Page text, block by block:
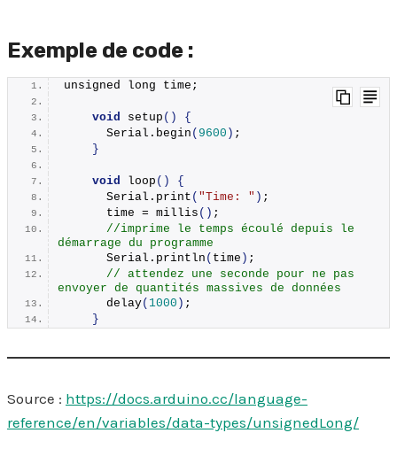
Exemple de code :
unsigned long time;
void setup ()
{
      Serial.
begin ( 9600 ) ;
}
void loop ()
{
      Serial.
print ( "Time: " ) ;
      time =
millis () ;
//imprime le temps écoulé depuis le
démarrage du programme
      Serial.
println ( time ) ;
// attendez une seconde pour ne pas
envoyer de quantités massives de données
delay( 1000 ) ;
}
Source : https://docs.arduino.cc/language-
reference/en/variables/data-types/unsignedLong/